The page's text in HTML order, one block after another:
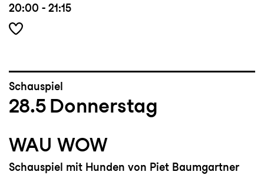
20:00 - 21:15
Schauspiel
28.5 Donnerstag
WAU WOW
Schauspiel mit Hunden von Piet Baumgartner